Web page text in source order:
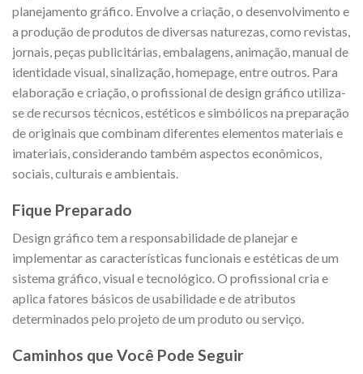
planejamento gráfico. Envolve a criação, o desenvolvimento e
a produção de produtos de diversas naturezas, como revistas,
jornais, peças publicitárias, embalagens, animação, manual de
identidade visual, sinalização, homepage, entre outros. Para
elaboração e criação, o profissional de design gráfico utiliza-
se de recursos técnicos, estéticos e simbólicos na preparação
de originais que combinam diferentes elementos materiais e
imateriais, considerando também aspectos econômicos,
sociais, culturais e ambientais.
Fique Preparado
Design gráfico tem a responsabilidade de planejar e
implementar as características funcionais e estéticas de um
sistema gráfico, visual e tecnológico. O profissional cria e
aplica fatores básicos de usabilidade e de atributos
determinados pelo projeto de um produto ou serviço.
Caminhos que Você Pode Seguir